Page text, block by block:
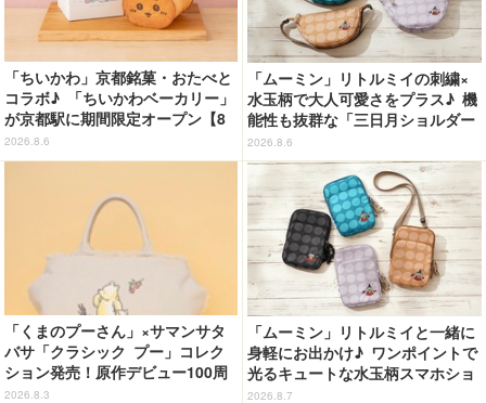
「ちいかわ」京都銘菓・おたべと
コラボ♪ 「ちいかわベーカリー」
が京都駅に期間限定オープン【8
月13日～】
2026.8.6
「ムーミン」リトルミイの刺繍×
水玉柄で大人可愛さをプラス♪ 機
能性も抜群な「三日月ショルダー
バッグ」が新登場
2026.8.6
「くまのプーさん」×サマンサタ
バサ「クラシック プー」コレク
ション発売！原作デビュー100周
年記念でハンドバッグや財布など
2026.8.3
「ムーミン」リトルミイと一緒に
身軽にお出かけ♪ ワンポイントで
光るキュートな水玉柄スマホショ
ルダーが新登場！
2026.8.7